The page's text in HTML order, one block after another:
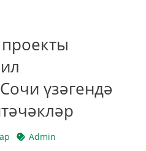
үзәгендә
Admin